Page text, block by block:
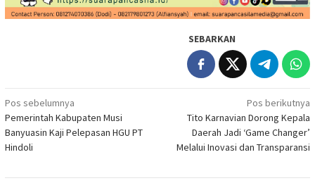
SEBARKAN
Navigasi
pos
Pos sebelumnya
Pemerintah Kabupaten Musi
Banyuasin Kaji Pelepasan HGU PT
Hindoli
Pos berikutnya
Tito Karnavian Dorong Kepala
Daerah Jadi ‘Game Changer’
Melalui Inovasi dan Transparansi